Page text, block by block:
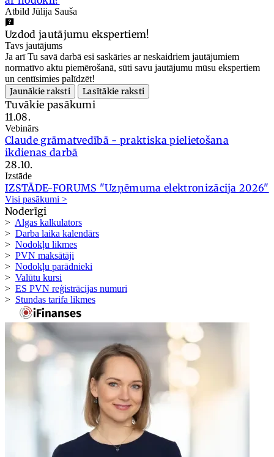
Atbild Jūlija Sauša
Uzdod jautājumu ekspertiem!
Tavs jautājums
Ja arī Tu savā darbā esi saskāries ar neskaidriem jautājumiem
normatīvo aktu piemērošanā, sūti savu jautājumu mūsu ekspertiem
un centīsimies palīdzēt!
Jaunākie raksti
Lasītākie raksti
Tuvākie pasākumi
11.08.
Vebinārs
Claude grāmatvedībā - praktiska pielietošana
ikdienas darbā
28.10.
Izstāde
IZSTĀDE-FORUMS "Uzņēmuma elektronizācija 2026"
Visi pasākumi >
Noderīgi
> Algas kalkulators
> Darba laika kalendārs
> Nodokļu likmes
> PVN maksātāji
> Nodokļu parādnieki
> Valūtu kursi
> ES PVN reģistrācijas numuri
> Stundas tarifa likmes